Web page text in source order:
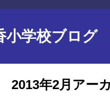
小学校ブログ
2013年2月アー